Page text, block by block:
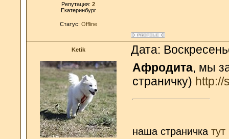
Репутация: 2
Екатеринбург
Статус: Offline
Ketik Дата:
Афродита, мы
страничку) http://
наша страничка тут